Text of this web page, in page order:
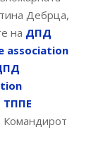
Дебрца,
на ДПД
association
ТППЕ